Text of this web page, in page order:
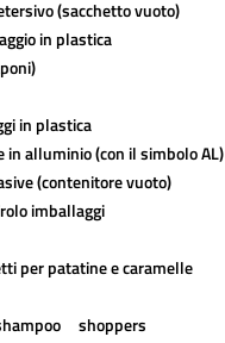
(sacchetto vuoto)
in plastica
in plastica
in alluminio (con il simbolo AL)
(contenitore vuoto)
imballaggi
per patatine e caramelle
shoppers